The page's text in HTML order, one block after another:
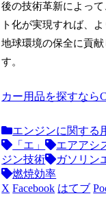
後の技術革新によっ
ト化が実現すれば、
地球環境の保全に貢
す。
カー用品を探すなら
エンジンに関する
「エ」
エアアシ
ジン技術
ガソリン
燃焼効率
X Facebook はてブ